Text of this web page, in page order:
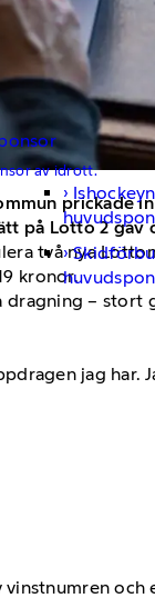
av idrott.
prickade
på Lotto 2 gav
två nya
kronor.
dragning –
jag har.